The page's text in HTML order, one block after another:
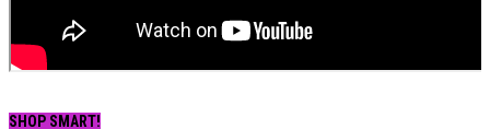
SHOP SMART!